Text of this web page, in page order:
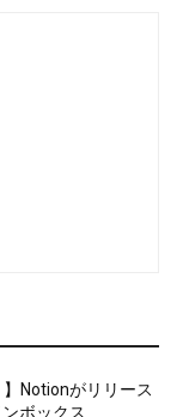
】Notionがリリース
ボックス